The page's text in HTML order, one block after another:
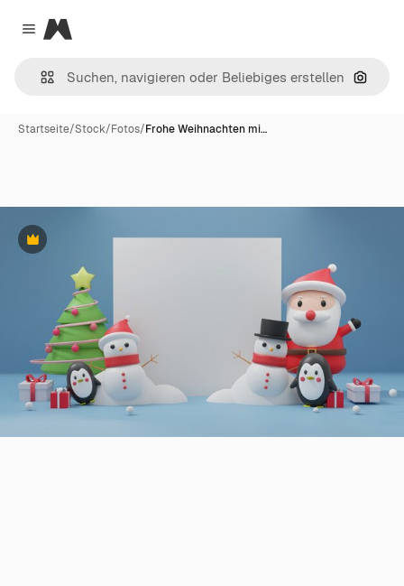
Close menu
Magnific
Nach
Startseite/Stock/Fotos/Frohe Weihnachten mi…
Premium